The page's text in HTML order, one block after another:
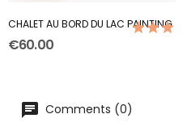
CHALET AU BORD DU LAC PAINTING
€60.00
Comments (0)